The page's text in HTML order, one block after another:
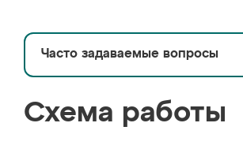
Часто задаваемые вопросы
Схема работы